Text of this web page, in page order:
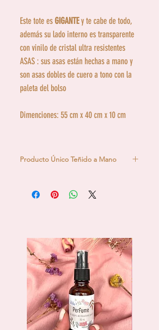
Este tote esGIGANTEy te cabe de todo,
además su lado interno es transparente
con vinilo de cristal ultra resistentes
ASAS : sus asas están hechas a mano y
son asas dobles de cuero a tono con la
paleta del bolso
Dimenciones: 55 cm x 40 cm x 10 cm
Producto Único Teñido a Mano
técnica del Ice Dye, teñido en hielo.
Cada pieza es única al ser un teñido